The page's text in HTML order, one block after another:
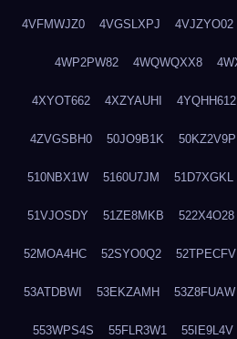
4VFMWJZ0 4VGSLXPJ 4VJZYO02
4WP2PW82 4WQWQXX8
4XYOT662 4XZYAUHI 4YQHH612
4ZVGSBH0 50JO9B1K 50KZ2V9P
510NBX1W 5160U7JM 51D7XGKL
51VJOSDY 51ZE8MKB 522X4O28
52MOA4HC 52SYO0Q2 52TPECFV
53ATDBWI 53EKZAMH 53Z8FUAW
553WPS4S 55FLR3W1 55IE9L4V